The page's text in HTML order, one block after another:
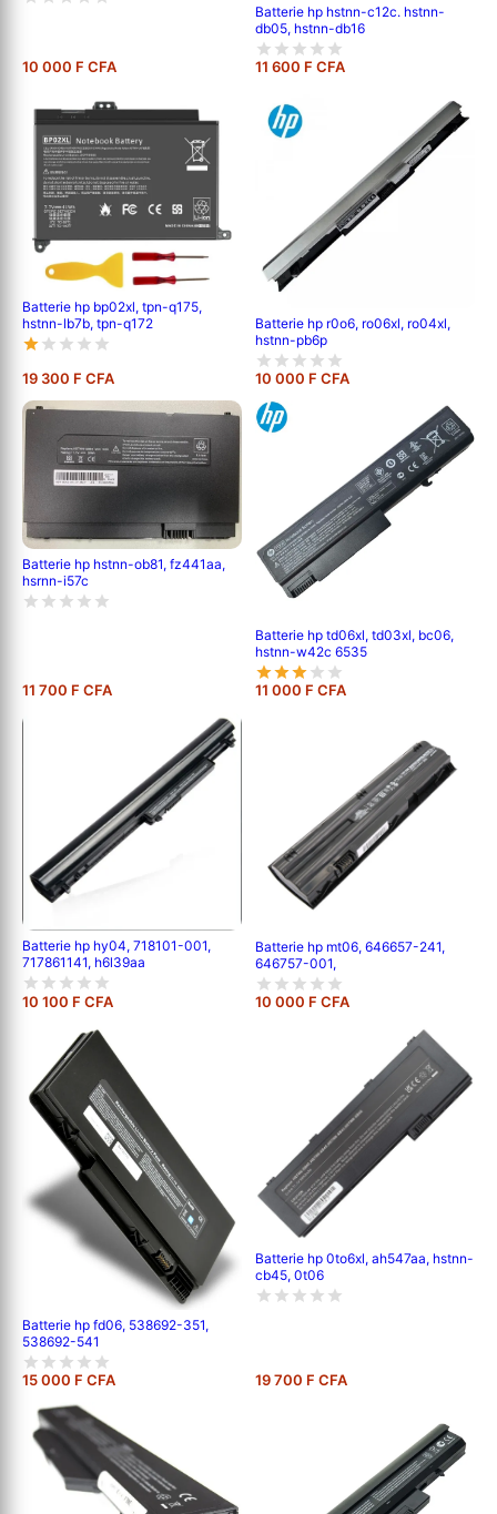
10 000 F CFA
Batterie hp hstnn-c12c. hstnn-
db05, hstnn-db16
11 600 F CFA
Batterie hp bp02xl, tpn-q175,
hstnn-lb7b, tpn-q172
19 300 F CFA
Batterie hp r0o6, ro06xl, ro04xl,
hstnn-pb6p
10 000 F CFA
Batterie hp hstnn-ob81, fz441aa,
hsrnn-i57c
11 700 F CFA
Batterie hp td06xl, td03xl, bc06,
hstnn-w42c 6535
11 000 F CFA
Batterie hp hy04, 718101-001,
717861141, h6l39aa
10 100 F CFA
Batterie hp mt06, 646657-241,
646757-001,
10 000 F CFA
Batterie hp fd06, 538692-351,
538692-541
15 000 F CFA
Batterie hp 0to6xl, ah547aa, hstnn-
cb45, 0t06
19 700 F CFA